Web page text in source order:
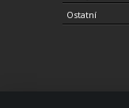
Ostatní